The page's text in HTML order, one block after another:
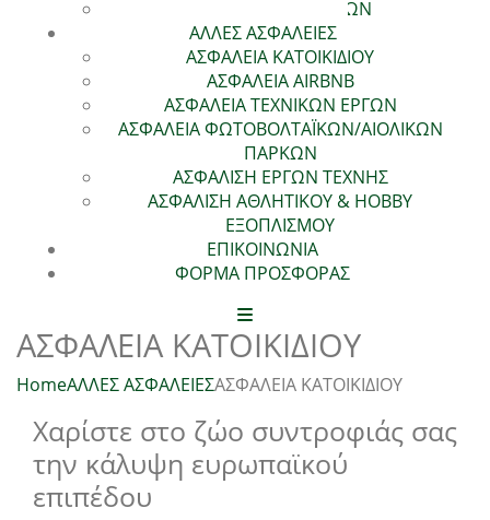
ΑΣΦΑΛΕΙΑ ΕΓΓΥΗΣΕΩΝ
ΑΛΛΕΣ ΑΣΦΑΛΕΙΕΣ
ΑΣΦΑΛΕΙΑ ΚΑΤΟΙΚΙΔΙΟΥ
ΑΣΦΑΛΕΙΑ AIRBNB
ΑΣΦΑΛΕΙΑ ΤΕΧΝΙΚΩΝ ΕΡΓΩΝ
ΑΣΦΑΛΕΙΑ ΦΩΤΟΒΟΛΤΑΪΚΩΝ/ΑΙΟΛΙΚΩΝ
ΠΑΡΚΩΝ
ΑΣΦΑΛΙΣΗ ΕΡΓΩΝ ΤΕΧΝΗΣ
ΑΣΦΑΛΙΣΗ ΑΘΛΗΤΙΚΟΥ & HOBBY
ΕΞΟΠΛΙΣΜΟΥ
ΕΠΙΚΟΙΝΩΝΙΑ
ΦΟΡΜΑ ΠΡΟΣΦΟΡΑΣ
ΑΣΦΑΛΕΙΑ ΚΑΤΟΙΚΙΔΙΟΥ
HomeΑΛΛΕΣ ΑΣΦΑΛΕΙΕΣΑΣΦΑΛΕΙΑ ΚΑΤΟΙΚΙΔΙΟΥ
Χαρίστε στο ζώο συντροφιάς σας
την κάλυψη ευρωπαϊκού
επιπέδου